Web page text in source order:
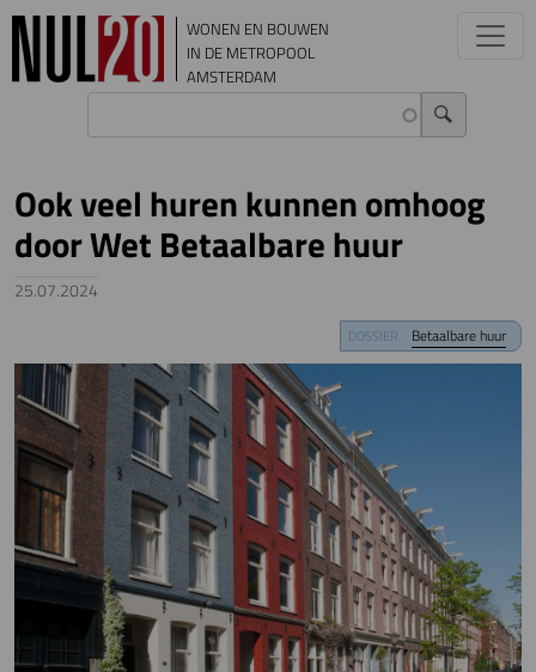
Overslaan en naar de inhoud gaan
WONEN EN BOUWEN
IN DE METROPOOL
AMSTERDAM
Ook veel huren kunnen omhoog
door Wet Betaalbare huur
25.07.2024
DOSSIER Betaalbare huur